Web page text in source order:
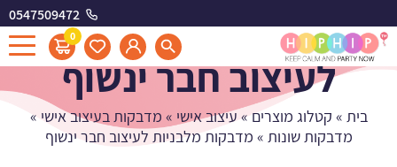
0547509472
0
מדבקות מלבניות
לעיצוב חבר ינשוף
בית » קטלוג מוצרים »עיצוב אישי » מדבקות בעיצוב אישי »
מדבקות שונות » מדבקות מלבניות לעיצוב חבר ינשוף